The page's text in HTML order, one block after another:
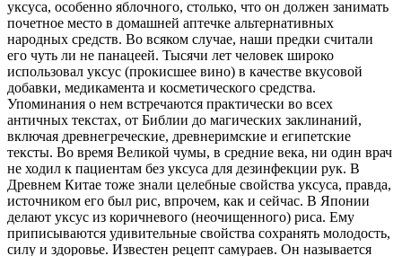
уксуса, особенно яблочного, столько, что он должен занимать
почетное место в домашней аптечке альтернативных
народных средств. Во всяком случае, наши предки считали
его чуть ли не панацеей. Тысячи лет человек широко
использовал уксус (прокисшее вино) в качестве вкусовой
добавки, медикамента и косметического средства.
Упоминания о нем встречаются практически во всех
античных текстах, от Библии до магических заклинаний,
включая древнегреческие, древнеримские и египетские
тексты. Во время Великой чумы, в средние века, ни один врач
не ходил к пациентам без уксуса для дезинфекции рук. В
Древнем Китае тоже знали целебные свойства уксуса, правда,
источником его был рис, впрочем, как и сейчас. В Японии
делают уксус из коричневого (неочищенного) риса. Ему
приписываются удивительные свойства сохранять молодость,
силу и здоровье. Известен рецепт самураев. Он называется